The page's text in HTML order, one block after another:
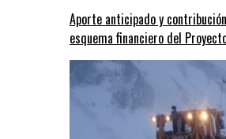
Aporte anticipado y
esquema financiero del